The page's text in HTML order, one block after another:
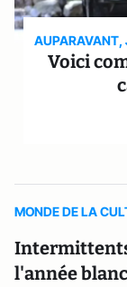
AUPARAVANT,
Voici
MONDE DE LA
l'année